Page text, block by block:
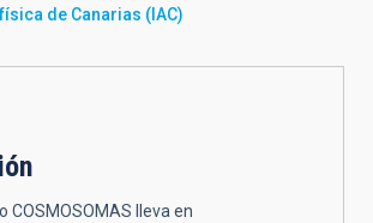
de Canarias (IAC)
COSMOSOMAS lleva en